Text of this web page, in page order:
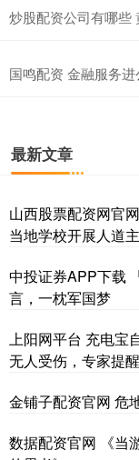
炒股配资公司有哪些
国鸣配资 金融服务
最新文章
山西股票配资网官
当地学校开展人道
中投证券APP下载
言，一枕军国梦
上阳网平台 充电宝
无人受伤，专家提
金铺子配资官网 危
数据配资官网 《当